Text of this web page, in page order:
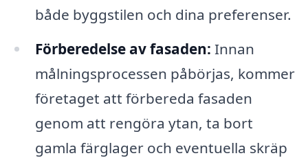
både byggstilen och dina preferenser.
Förberedelse av fasaden: Innan
målningsprocessen påbörjas, kommer
företaget att förbereda fasaden
genom att rengöra ytan, ta bort
gamla färglager och eventuella skräp